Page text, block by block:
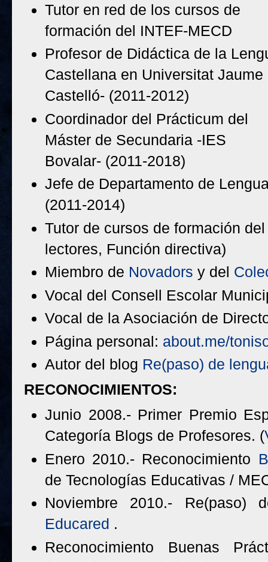
Tutor en red de los cursos de
formación del INTEF-MECD
Profesor de Didáctica de la
Castellana en Universitat Jaume
Castelló- (2011-2012)
Coordinador del Prácticum del
Máster de Secundaria -IES
Bovalar- (2011-2018)
Jefe de Departamento de
(2011-2014)
Tutor de cursos de formación
lectores, Función directiva)
Miembro de Novadors y del
Vocal del Consell Escolar
Vocal de la Asociación de
Página personal: about.me/
Autor del blog Re(paso) de
RECONOCIMIENTOS:
Junio 2008.- Primer Premio
Categoría Blogs de Profesores. (
Enero 2010.- Reconocimiento
de Tecnologías Educativas /
Noviembre 2010.- Re(paso)
Educared .
Reconocimiento Buenas